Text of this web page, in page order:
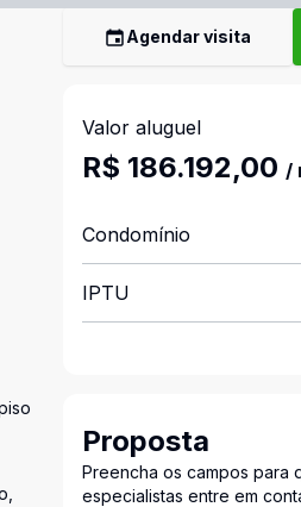
Agendar visita
Valor aluguel
R$ 186.192,00 /
Condomínio
IPTU
Proposta
Preencha os campos para
especialistas entre em